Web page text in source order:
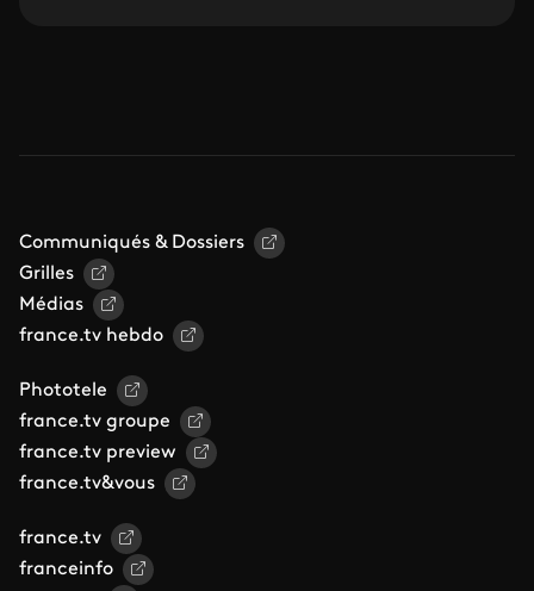
Communiqués & Dossiers
Grilles
Médias
france.tv hebdo
Phototele
france.tv groupe
france.tv preview
france.tv&vous
france.tv
franceinfo